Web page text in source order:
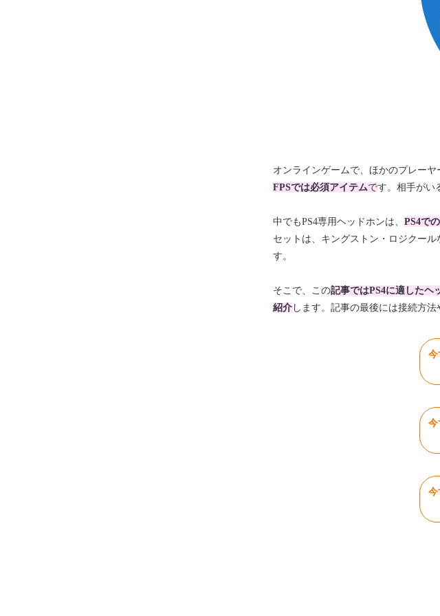
オンラインゲームで、ほかのプレー
FPSでは必須アイテムです。相手がい
中でもPS4専用ヘッドホンは、 PS4で
セットは、キングストン・ロジクー
す。
そこで、この記事ではPS4に適したヘ
紹介 します。記事の最後には接続方
今
今
今